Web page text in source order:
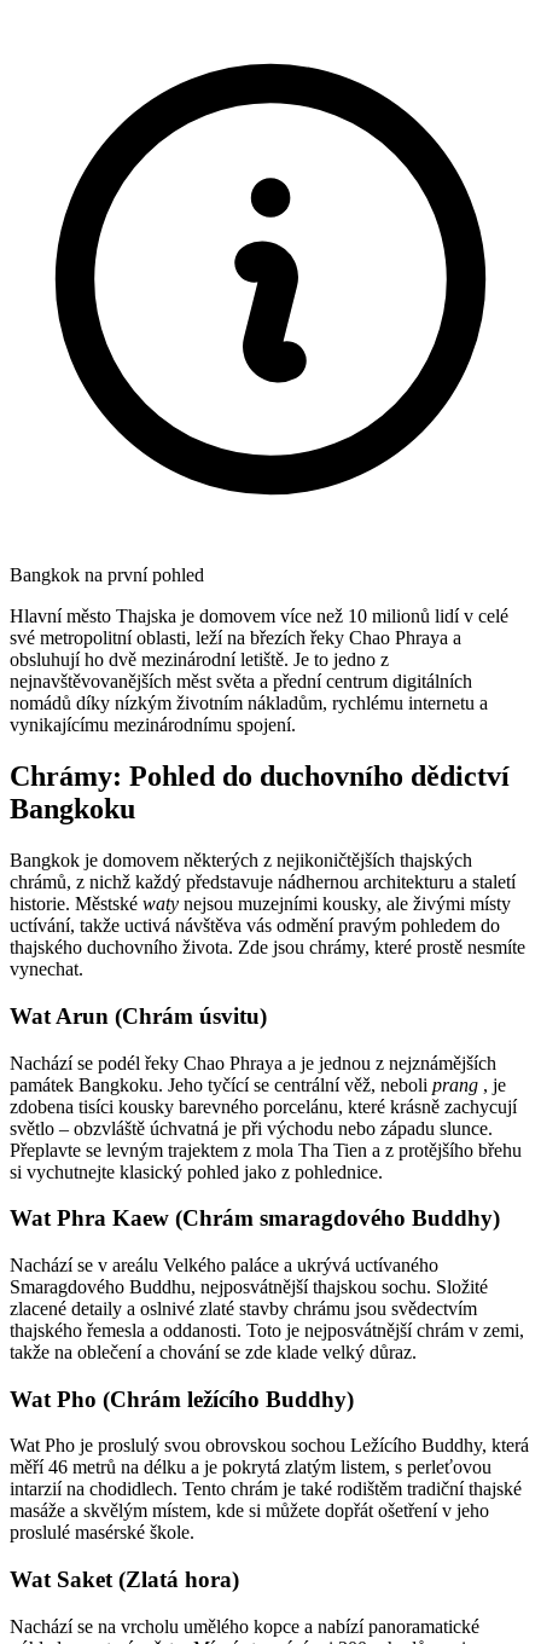
Bangkok na první pohled
Hlavní město Thajska je domovem více než 10 milionů lidí v celé
své metropolitní oblasti, leží na březích řeky Chao Phraya a
obsluhují ho dvě mezinárodní letiště. Je to jedno z
nejnavštěvovanějších měst světa a přední centrum digitálních
nomádů díky nízkým životním nákladům, rychlému internetu a
vynikajícímu mezinárodnímu spojení.
Chrámy: Pohled do duchovního dědictví
Bangkoku
Bangkok je domovem některých z nejikoničtějších thajských
chrámů, z nichž každý představuje nádhernou architekturu a staletí
historie. Městské waty nejsou muzejními kousky, ale živými místy
uctívání, takže uctivá návštěva vás odmění pravým pohledem do
thajského duchovního života. Zde jsou chrámy, které prostě nesmíte
vynechat.
Wat Arun (Chrám úsvitu)
Nachází se podél řeky Chao Phraya a je jednou z nejznámějších
památek Bangkoku. Jeho tyčící se centrální věž, neboli prang , je
zdobena tisíci kousky barevného porcelánu, které krásně zachycují
světlo – obzvláště úchvatná je při východu nebo západu slunce.
Přeplavte se levným trajektem z mola Tha Tien a z protějšího břehu
si vychutnejte klasický pohled jako z pohlednice.
Wat Phra Kaew (Chrám smaragdového Buddhy)
Nachází se v areálu Velkého paláce a ukrývá uctívaného
Smaragdového Buddhu, nejposvátnější thajskou sochu. Složité
zlacené detaily a oslnivé zlaté stavby chrámu jsou svědectvím
thajského řemesla a oddanosti. Toto je nejposvátnější chrám v zemi,
takže na oblečení a chování se zde klade velký důraz.
Wat Pho (Chrám ležícího Buddhy)
Wat Pho je proslulý svou obrovskou sochou Ležícího Buddhy, která
měří 46 metrů na délku a je pokrytá zlatým listem, s perleťovou
intarzií na chodidlech. Tento chrám je také rodištěm tradiční thajské
masáže a skvělým místem, kde si můžete dopřát ošetření v jeho
proslulé masérské škole.
Wat Saket (Zlatá hora)
Nachází se na vrcholu umělého kopce a nabízí panoramatické